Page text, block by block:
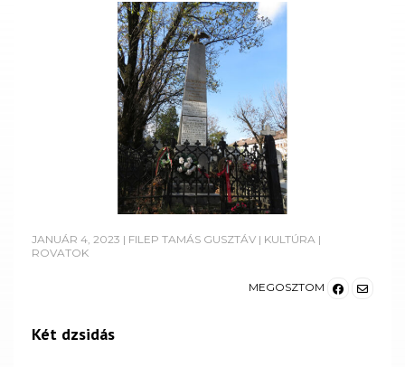
JANUÁR 4, 2023 | FILEP TAMÁS GUSZTÁV | KULTÚRA |
ROVATOK
MEGOSZTOM
Két dzsidás